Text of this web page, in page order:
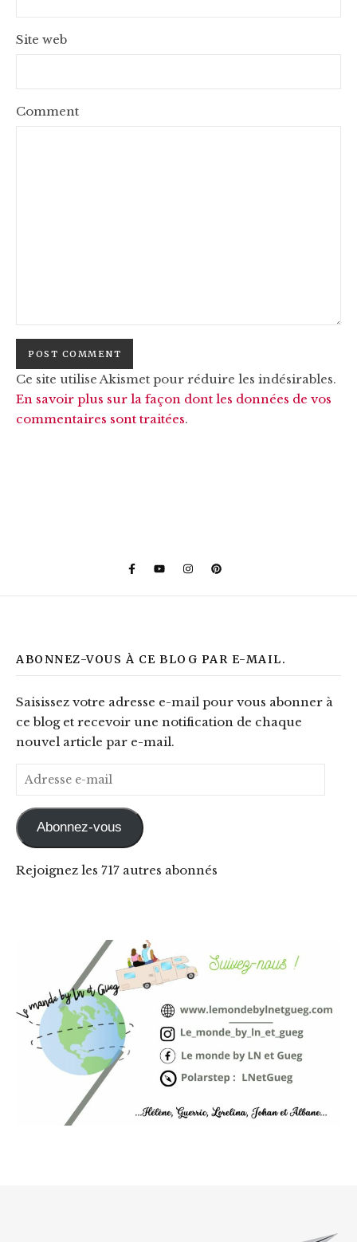
Site web
Comment
Ce site utilise Akismet pour réduire les indésirables.
En savoir plus sur la façon dont les données de vos
commentaires sont traitées.
ABONNEZ-VOUS À CE BLOG PAR E-MAIL.
Saisissez votre adresse e-mail pour vous abonner à
ce blog et recevoir une notification de chaque
nouvel article par e-mail.
Adresse e-mail
Abonnez-vous
Rejoignez les 717 autres abonnés